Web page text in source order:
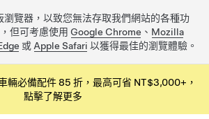
瀏覽器，以致您無法存取我們網站的各種功
但可考慮使用 Google Chrome 、 Mozilla
或 Apple Safari 以獲得最佳的瀏覽體驗。
輛必備配件 85 折，最高可省 NT$3,000+，
點擊了解更多